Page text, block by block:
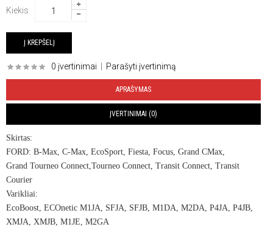
Kiekis
0 įvertinimai Parašyti įvertinimą
APRAŠYMAS
ĮVERTINIMAI (0)
Skirtas:
FORD: B-Max, C-Max, EcoSport, Fiesta, Focus, Grand CMax,
Grand Tourneo Connect,Tourneo Connect, Transit Connect, Transit
Courier
Varikliai:
EcoBoost, ECOnetic M1JA, SFJA, SFJB, M1DA, M2DA, P4JA, P4JB,
XMJA, XMJB, M1JE, M2GA